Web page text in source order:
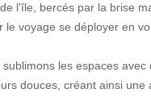
l'île, bercés par la brise
le voyage se déployer en
les espaces
douces, créant ainsi une